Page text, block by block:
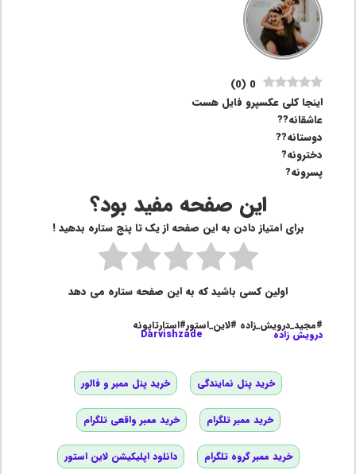
0
(
0
)
اینجا کلی عکسپرو فایل هست
عاشقانه??
دوستانه??
دخترونه?
پسرونه?
این صفحه مفید بود؟
برای امتیاز دادن به این صفحه از یک تا پنج ستاره بدهید !
اولین کسی باشید که به این صفحه ستاره می دهد
#مجید_درویش_زاده #لاین_استور#استارتاپونه
درویش زاده Darvishzade
خرید پنل نمایندگی خرید پنل ممبر و فالور
خرید ممبر تلگرام خرید ممبر واقعی تلگرام
خرید ممبر گروه تلگرام دانلود اپلیکیشن لاین استور